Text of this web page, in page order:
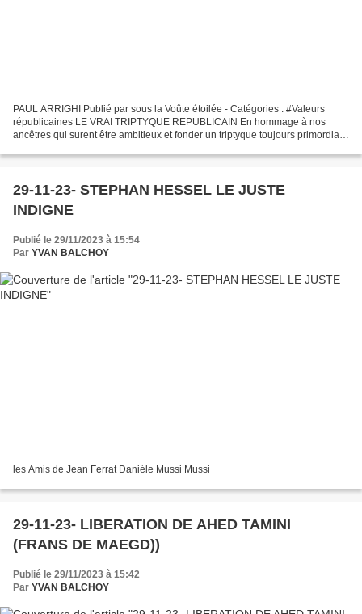
PAUL ARRIGHI Publié par sous la Voûte étoilée - Catégories : #Valeurs
républicaines LE VRAI TRIPTYQUE REPUBLICAIN En hommage à nos
ancêtres qui surent être ambitieux et fonder un triptyque toujours primordial,
29-11-23- STEPHAN HESSEL LE JUSTE
INDIGNE
Publié le 29/11/2023 à 15:54
Par YVAN BALCHOY
les Amis de Jean Ferrat Daniéle Mussi Mussi
29-11-23- LIBERATION DE AHED TAMINI
(FRANS DE MAEGD))
Publié le 29/11/2023 à 15:42
Par YVAN BALCHOY